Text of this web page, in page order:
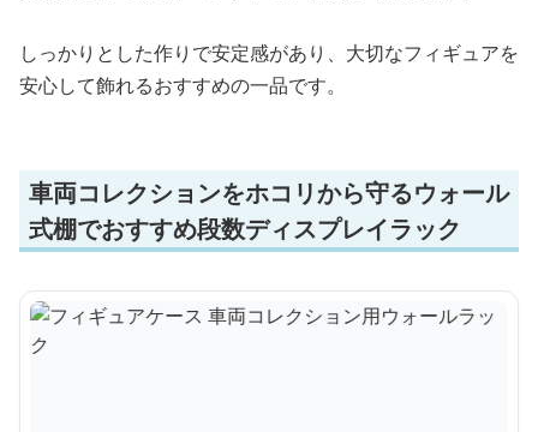
しっかりとした作りで安定感があり、大切なフィギュアを
安心して飾れるおすすめの一品です。
車両コレクションをホコリから守るウォール
式棚でおすすめ段数ディスプレイラック